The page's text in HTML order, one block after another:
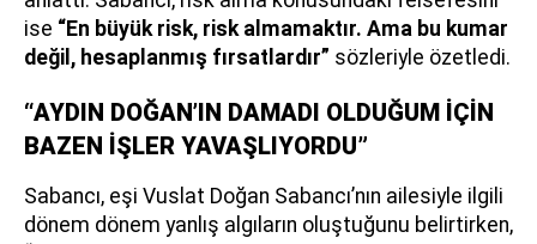
ise “En büyük risk, risk almamaktır. Ama bu kumar
değil, hesaplanmış fırsatlardır” sözleriyle özetledi.
“AYDIN DOĞAN’IN DAMADI OLDUĞUM İÇİN
BAZEN İŞLER YAVAŞLIYORDU”
Sabancı, eşi Vuslat Doğan Sabancı’nın ailesiyle ilgili
dönem dönem yanlış algıların oluştuğunu belirtirken,